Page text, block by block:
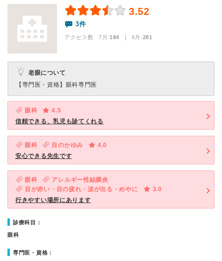
3.52
3件
アクセス数 7月:184 | 6月:281
老眼について
【専門医・資格】 眼科専門医
眼科
4.5
信頼できる、乳児も診てくれる
眼科 目のかゆみ
4.0
安心できる先生です
眼科
アレルギー性結膜炎
目が赤い・目の疲れ・涙が出る・めやに
3.0
行きやすい場所にあります
診療科目：
眼科
専門医・資格：